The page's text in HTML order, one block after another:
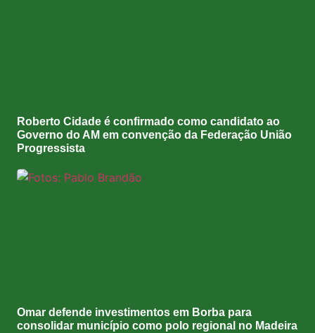
Roberto Cidade é confirmado como candidato ao
Governo do AM em convenção da Federação União
Progressista
Omar defende investimentos em Borba para
consolidar município como polo regional no Madeira